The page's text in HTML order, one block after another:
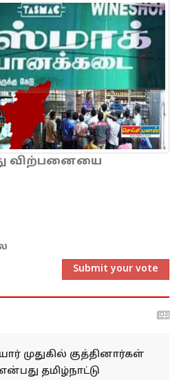
விற்பனையை
Submit your vote
யார் முதுகில் குத்தினார்கள்
என்பது தமிழ்நாட்டு